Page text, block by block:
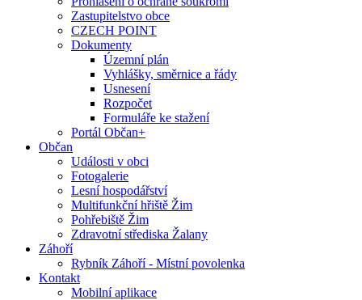
Zastupitelstvo obce
CZECH POINT
Dokumenty
Územní plán
Vyhlášky, směrnice a řády
Usnesení
Rozpočet
Formuláře ke stažení
Portál Občan+
Občan
Události v obci
Fotogalerie
Lesní hospodářství
Multifunkční hřiště Žim
Pohřebiště Žim
Zdravotní střediska Žalany
Záhoří
Rybník Záhoří - Místní povolenka
Kontakt
Mobilní aplikace